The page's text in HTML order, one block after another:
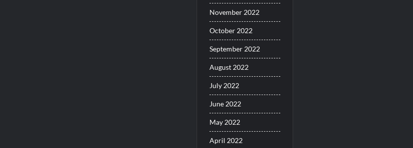
November 2022
October 2022
September 2022
August 2022
July 2022
June 2022
May 2022
April 2022